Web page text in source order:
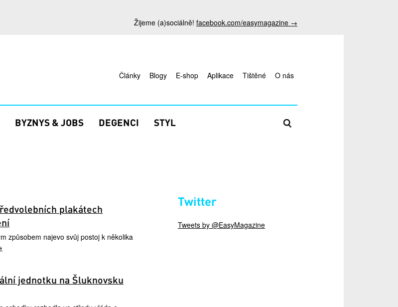
Žijeme (a)sociálně! facebook.com/easymagazine →
Články Blogy E-shop Aplikace Tištěné O nás
BYZNYS & JOBS DEGENCI STYL
plakátech
způsobem najevo svůj postoj k několika
jednotku na Šluknovsku
escort
Twitter
Tweets by @EasyMagazine